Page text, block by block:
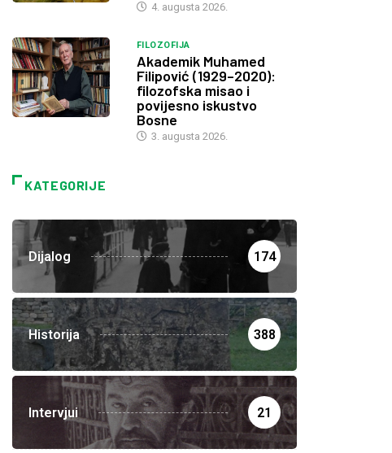
4. augusta 2026.
FILOZOFIJA
Akademik Muhamed
Filipović (1929–2020):
filozofska misao i
povijesno iskustvo
Bosne
3. augusta 2026.
KATEGORIJE
Dijalog 174
Historija 388
Intervjui 21